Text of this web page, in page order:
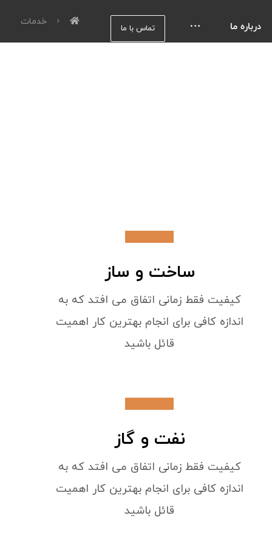
درباره ما تماس با ما
خدمات
ساخت و ساز
کیفیت فقط زمانی اتفاق می افتد که به
اندازه کافی برای انجام بهترین کار اهمیت
قائل باشید
نفت و گاز
کیفیت فقط زمانی اتفاق می افتد که به
اندازه کافی برای انجام بهترین کار اهمیت
قائل باشید